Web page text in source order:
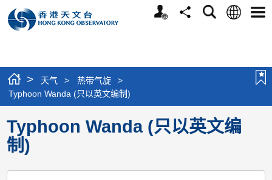
个
分
搜
语
选
> 天气 > 热带气旋
>
Typhoon Wanda (只以英文编制)
Typhoon Wanda (只以英文编
制)